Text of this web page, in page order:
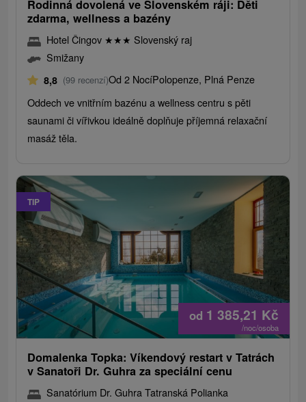
Rodinná dovolená ve Slovenském ráji: Děti
zdarma, wellness a bazény
Hotel Čingov ★★★ Slovenský raj
Smižany
8,8 (99 recenzí)Od 2 NocíPolopenze, Plná Penze
Oddech ve vnitřním bazénu a wellness centru s pěti
saunami či vířivkou ideálně doplňuje příjemná relaxační
masáž těla.
TIP
od 1 385,21 Kč
/noc/osoba
Domalenka Topka: Víkendový restart v Tatrách
v Sanatoři Dr. Guhra za speciální cenu
Sanatórium Dr. Guhra Tatranská Polianka